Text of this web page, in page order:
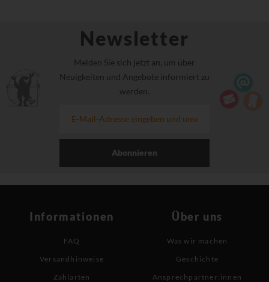
Newsletter
Melden Sie sich jetzt an, um über
Neuigkeiten und Angebote informiert zu
werden.
Abonnieren
Informationen
FAQ
Versandhinweise
Zahlarten
Über uns
Was wir machen
Geschichte
Ansprechpartner:innen